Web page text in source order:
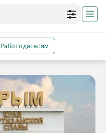
Работодателям